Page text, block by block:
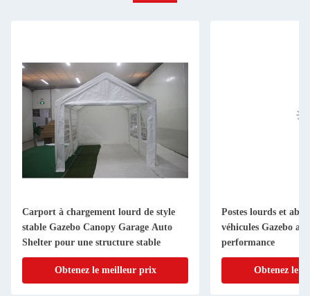
Carport à chargement lourd de style
stable Gazebo Canopy Garage Auto
Shelter pour une structure stable
Obtenez le meilleur prix
Postes lourds et
véhicules Gazebo
performance
Obtenez le